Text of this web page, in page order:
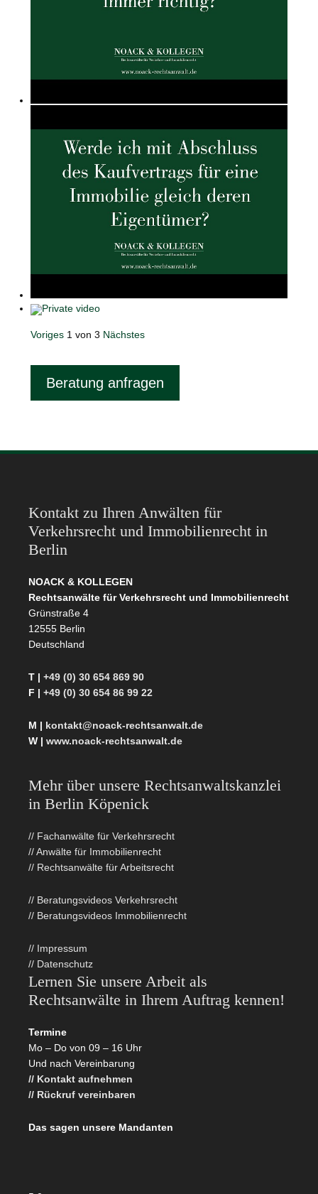
Voriges 1 von 3 Nächstes
Beratung anfragen
Kontakt zu Ihren Anwälten für
Verkehrsrecht und Immobilienrecht in
Berlin
NOACK & KOLLEGEN
Rechtsanwälte für Verkehrsrecht und Immobilienrecht
Grünstraße 4
12555 Berlin
Deutschland
T | +49 (0) 30 654 869 90
F | +49 (0) 30 654 86 99 22
M |
kontakt@noack-rechtsanwalt.de
W | www.noack-rechtsanwalt.de
Mehr über unsere Rechtsanwaltskanzlei
in Berlin Köpenick
// Fachanwälte für Verkehrsrecht
// Anwälte für Immobilienrecht
// Rechtsanwälte für Arbeitsrecht
// Beratungsvideos Verkehrsrecht
// Beratungsvideos Immobilienrecht
// Impressum
// Datenschutz
Lernen Sie unsere Arbeit als
Rechtsanwälte in Ihrem Auftrag kennen!
Termine
Mo – Do von 09 – 16 Uhr
Und nach Vereinbarung
// Kontakt aufnehmen
// Rückruf vereinbaren
Das sagen unsere Mandanten